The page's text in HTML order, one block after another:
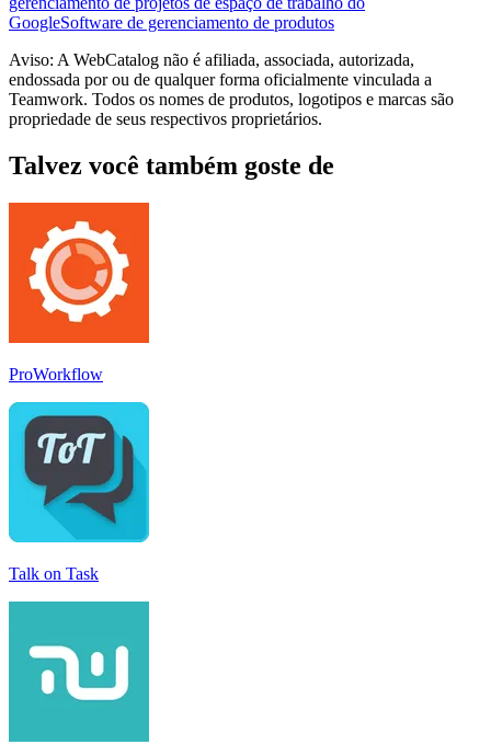
GoogleSoftware de gerenciamento de produtos
Aviso: A WebCatalog não é afiliada, associada, autorizada,
endossada por ou de qualquer forma oficialmente vinculada a
Teamwork. Todos os nomes de produtos, logotipos e marcas são
propriedade de seus respectivos proprietários.
Talvez você também goste de
ProWorkflow
Talk on Task